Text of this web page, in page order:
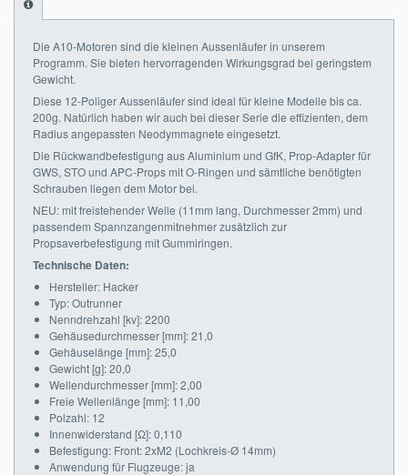
FAQ
ÜBER UNS
Was wir bieten
Unsere Philosophie
KONTAKT
MEIN KONTO
WARENKORB
Die A10-Motoren sind die kleinen Aussenläufer in unserem
Programm. Sie bieten hervorragenden Wirkungsgrad bei geringstem
Gewicht.
Diese 12-Poliger Aussenläufer sind ideal für kleine Modelle bis ca.
200g. Natürlich haben wir auch bei dieser Serie die effizienten, dem
Radius angepassten Neodymmagnete eingesetzt.
Die Rückwandbefestigung aus Aluminium und GfK, Prop-Adapter für
GWS, STO und APC-Props mit O-Ringen und sämtliche benötigten
Schrauben liegen dem Motor bei.
NEU: mit freistehender Welle (11mm lang, Durchmesser 2mm) und
passendem Spannzangenmitnehmer zusätzlich zur
Propsaverbefestigung mit Gummiringen.
Technische Daten:
Hersteller: Hacker
Typ: Outrunner
Nenndrehzahl [kv]: 2200
Gehäusedurchmesser [mm]: 21,0
Gehäuselänge [mm]: 25,0
Gewicht [g]: 20,0
Wellendurchmesser [mm]: 2,00
Freie Wellenlänge [mm]: 11,00
Polzahl: 12
Innenwiderstand [Ω]: 0,110
Befestigung: Front: 2xM2 (Lochkreis-Ø 14mm)
Anwendung für Flugzeuge: ja